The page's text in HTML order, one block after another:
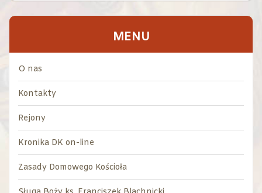
MENU
O nas
Kontakty
Rejony
Kronika DK on-line
Zasady Domowego Kościoła